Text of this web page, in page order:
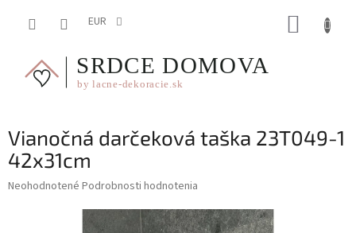
EUR
Vianočná darčeková taška 23T049-1
42x31cm
Priemerné
Neohodnotené Podrobnosti hodnotenia